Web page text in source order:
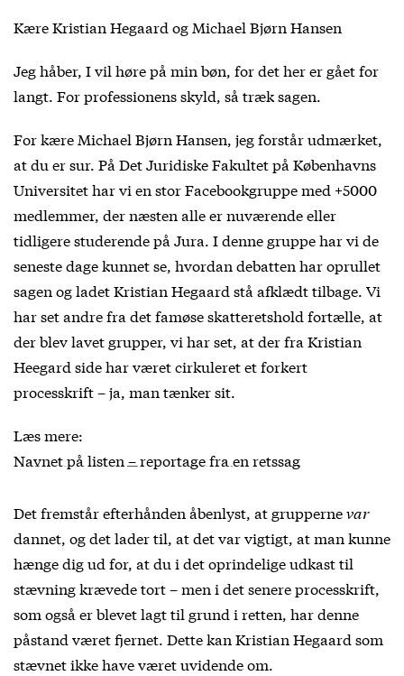
Kære Kristian Hegaard og Michael Bjørn Hansen
Jeg håber, I vil høre på min bøn, for det her er gået for
langt. For professionens skyld, så træk sagen.
For kære Michael Bjørn Hansen, jeg forstår udmærket,
at du er sur. På Det Juridiske Fakultet på Københavns
Universitet har vi en stor Facebookgruppe med +5000
medlemmer, der næsten alle er nuværende eller
tidligere studerende på Jura. I denne gruppe har vi de
seneste dage kunnet se, hvordan debatten har oprullet
sagen og ladet Kristian Hegaard stå afklædt tilbage. Vi
har set andre fra det famøse skatteretshold fortælle, at
der blev lavet grupper, vi har set, at der fra Kristian
Heegard side har været cirkuleret et forkert
processkrift – ja, man tænker sit.
Læs mere:
Navnet på listen – reportage fra en retssag
Det fremstår efterhånden åbenlyst, at gruppernevar
dannet, og det lader til, at det var vigtigt, at man kunne
hænge dig ud for, at du i det oprindelige udkast til
stævning krævede tort – men i det senere processkrift,
som også er blevet lagt til grund i retten, har denne
påstand været fjernet. Dette kan Kristian Hegaard som
stævnet ikke have været uvidende om.